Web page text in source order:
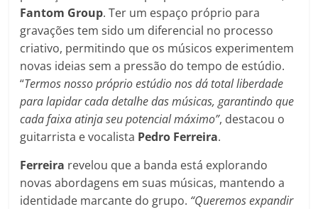
Fantom Group. Ter um espaço próprio para
gravações tem sido um diferencial no processo
criativo, permitindo que os músicos experimentem
novas ideias sem a pressão do tempo de estúdio.
“Termos nosso próprio estúdio nos dá total liberdade
para lapidar cada detalhe das músicas, garantindo que
cada faixa atinja seu potencial máximo”, destacou o
guitarrista e vocalista Pedro Ferreira.
Ferreira revelou que a banda está explorando
novas abordagens em suas músicas, mantendo a
identidade marcante do grupo. “Queremos expandir